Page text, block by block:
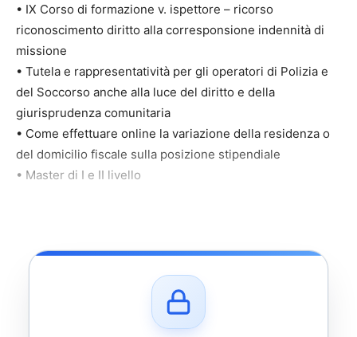
• IX Corso di formazione v. ispettore – ricorso
riconoscimento diritto alla corresponsione indennità di
missione
• Tutela e rappresentatività per gli operatori di Polizia e
del Soccorso anche alla luce del diritto e della
giurisprudenza comunitaria
• Come effettuare online la variazione della residenza o
del domicilio fiscale sulla posizione stipendiale
• Master di I e II livello